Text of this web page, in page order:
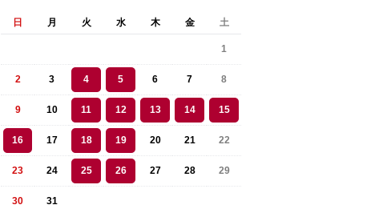
日 月 火 水 木 金 土
1
2 3 4 5 6 7 8
9 10 11 12 13 14 15
16 17 18 19 20 21 22
23 24 25 26 27 28 29
30 31